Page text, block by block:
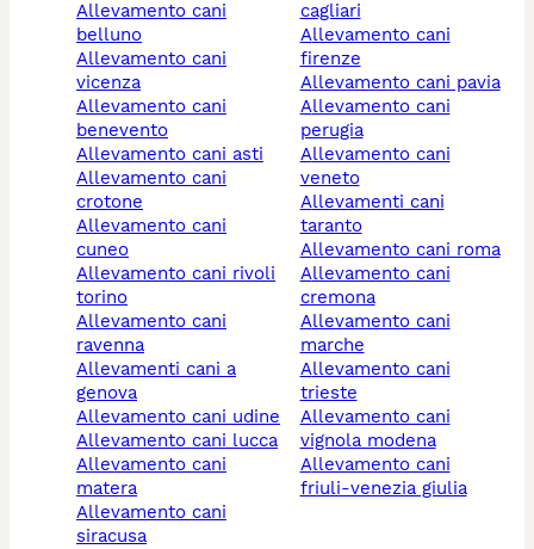
allevamento cani
belluno
allevamento cani
vicenza
allevamento cani
benevento
allevamento cani asti
allevamento cani
crotone
allevamento cani
cuneo
allevamento cani rivoli
torino
allevamento cani
ravenna
allevamenti cani a
genova
allevamento cani udine
allevamento cani lucca
allevamento cani
matera
allevamento cani
siracusa
cagliari
allevamento cani
firenze
allevamento cani pavia
allevamento cani
perugia
allevamento cani
veneto
allevamenti cani
taranto
allevamento cani roma
allevamento cani
cremona
allevamento cani
marche
allevamento cani
trieste
allevamento cani
vignola modena
allevamento cani
friuli-venezia giulia